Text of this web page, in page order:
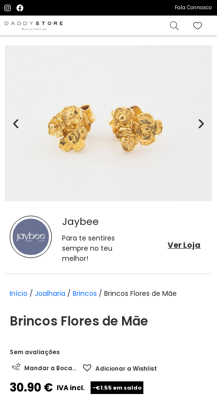
Fala Connosco
Jaybee
Para te sentires
sempre no teu
melhor!
Ver Loja
Início / Joalharia / Brincos / Brincos Flores de Mãe
Brincos Flores de Mãe
Sem avaliações
Mandar a Boca...
Adicionar a Wishlist
30.90€ IVA incl. -€1.55 em saldo